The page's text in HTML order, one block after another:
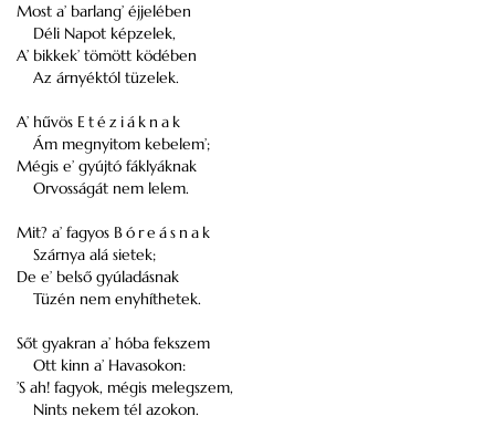
Most a’ barlang’ éjjelében
Déli Napot képzelek,
A’ bikkek’ tömött ködében
Az árnyéktól tüzelek.
A’ hűvös Etéziáknak
Ám megnyitom kebelem’;
Mégis e’ gyújtó fáklyáknak
Orvosságát nem lelem.
Mit? a’ fagyos Bóreásnak
Szárnya alá sietek;
De e’ belső gyúladásnak
Tüzén nem enyhíthetek.
Sőt gyakran a’ hóba fekszem
Ott kinn a’ Havasokon:
’S ah! fagyok, mégis melegszem,
Nints nekem tél azokon.